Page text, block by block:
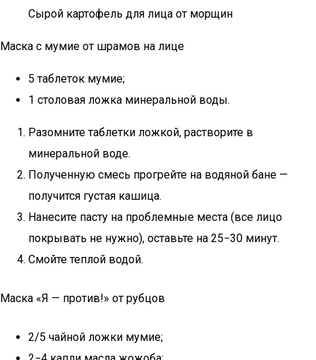
Сырой картофель для лица от морщин
Маска с мумие от шрамов на лице
5 таблеток мумие;
1 столовая ложка минеральной воды.
Разомните таблетки ложкой, растворите в
минеральной воде.
Полученную смесь прогрейте на водяной бане —
получится густая кашица.
Нанесите пасту на проблемные места (все лицо
покрывать не нужно), оставьте на 25−30 минут.
Смойте теплой водой.
Маска «Я — против!» от рубцов
2/5 чайной ложки мумие;